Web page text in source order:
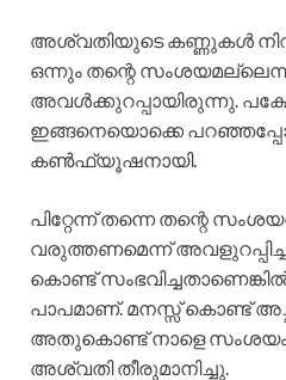
അശ്വതിയുടെ കണ്ണുകൾ
ഒന്നും തന്റെ
അവൾക്കുറപ്പായിരുന്നു.
ഇങ്ങനെയൊക്കെ
കൺഫ്യൂഷനായി.
പിറ്റേന്ന് തന്നെ തന്റെ
വരുത്തണമെന്ന്
കൊണ്ട്
പാപമാണ്. മനസ്സ് കൊണ്ട്
അതുകൊണ്ട് നാളെ സംശയം
അശ്വതി തീരുമാനിച്ചു.